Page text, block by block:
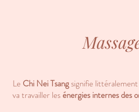
Le Chi Nei Tsang signifie littéralement
va travailler les énergies internes des